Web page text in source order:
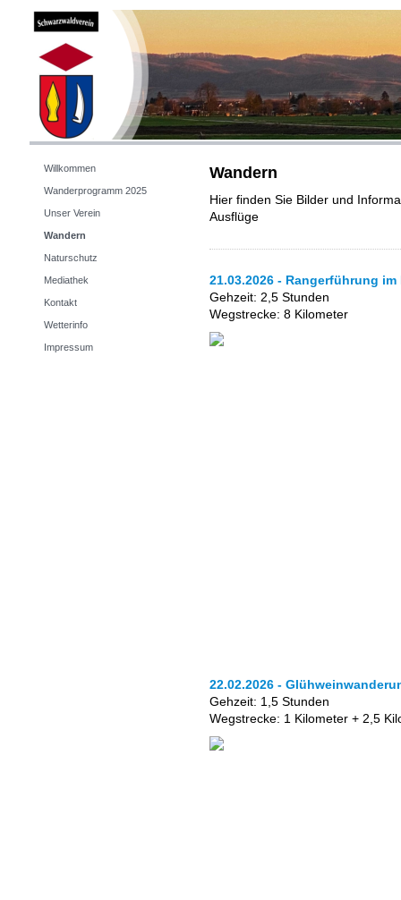
Willkommen
Wanderprogramm 2025
Unser Verein
Wandern
Naturschutz
Mediathek
Kontakt
Wetterinfo
Impressum
Wandern
Hier finden Sie Bilder und
Ausflüge
21.03.2026 - Rangerführung
Gehzeit: 2,5 Stunden
Wegstrecke: 8 Kilometer
22.02.2026 -
Gehzeit: 1,5 Stunden
Wegstrecke: 1 Kilometer + 2,5